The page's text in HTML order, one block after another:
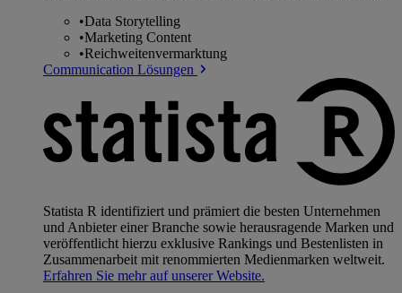
•Data Storytelling
•Marketing Content
•Reichweitenvermarktung
Communication Lösungen
Statista R identifiziert und prämiert die besten Unternehmen
und Anbieter einer Branche sowie herausragende Marken und
veröffentlicht hierzu exklusive Rankings und Bestenlisten in
Zusammenarbeit mit renommierten Medienmarken weltweit.
Erfahren Sie mehr auf unserer Website.